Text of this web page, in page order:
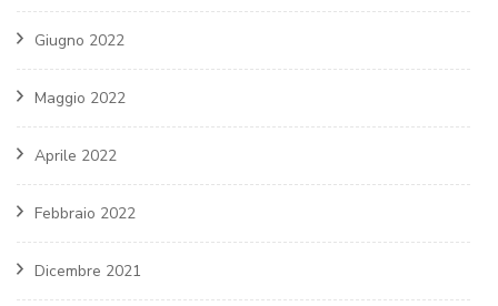
Giugno 2022
Maggio 2022
Aprile 2022
Febbraio 2022
Dicembre 2021